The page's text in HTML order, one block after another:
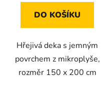
DO KOŠÍKU
Hřejivá deka s jemným
povrchem z mikroplyše,
rozměr 150 x 200 cm